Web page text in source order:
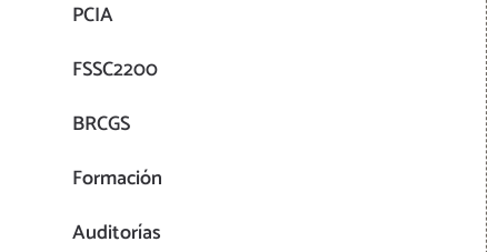
PCIA
FSSC2200
BRCGS
Formación
Auditorías